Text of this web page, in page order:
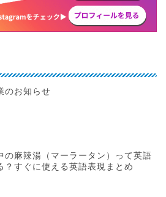
のお知らせ
の麻辣湯（マーラータン）って英語
？すぐに使える英語表現まとめ